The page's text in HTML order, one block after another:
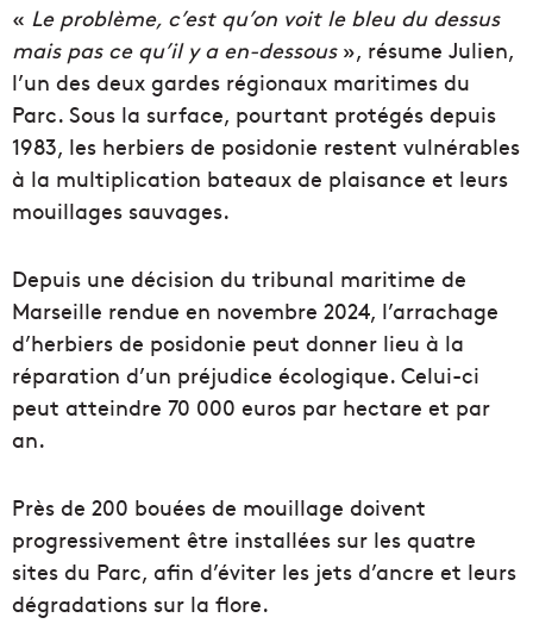
« Le problème, c’est qu’on voit le bleu du dessus
mais pas ce qu’il y a en-dessous», résume Julien,
l’un des deux gardes régionaux maritimes du
Parc. Sous la surface, pourtant protégés depuis
1983, les herbiers de posidonie restent vulnérables
à la multiplication bateaux de plaisance et leurs
mouillages sauvages.
Depuis une décision du tribunal maritime de
Marseille rendue en novembre 2024, l’arrachage
d’herbiers de posidonie peut donner lieu à la
réparation d’un préjudice écologique. Celui-ci
peut atteindre 70 000 euros par hectare et par
an.
Près de 200 bouées de mouillage doivent
progressivement être installées sur les quatre
sites du Parc, afin d’éviter les jets d’ancre et leurs
dégradations sur la flore.